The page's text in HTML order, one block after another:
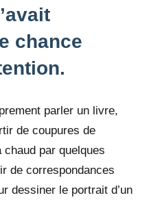
chance
parler un livre,
de coupures de
par quelques
de correspondances
dessiner le portrait d’un